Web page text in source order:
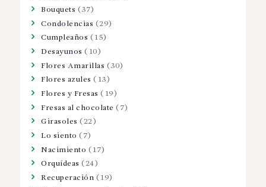
Bouquets (37)
Condolencias (29)
Cumpleaños (15)
Desayunos (10)
Flores Amarillas (30)
Flores azules (13)
Flores y Fresas (19)
Fresas al chocolate (7)
Girasoles (22)
Lo siento (7)
Nacimiento (17)
Orquídeas (24)
Recuperación (19)